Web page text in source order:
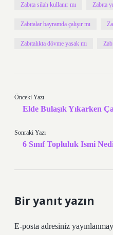
Zabıta silah kullanır mı Zabıta
Zabıtalar bayramda çalışır mı
Zabıtalıkta dövme yasak mı
Önceki Yazı
Elde Bulaşık Yıkarken
Sonraki Yazı
6 Sınıf Topluluk Ismi
Bir yanıt yazın
E-posta adresiniz